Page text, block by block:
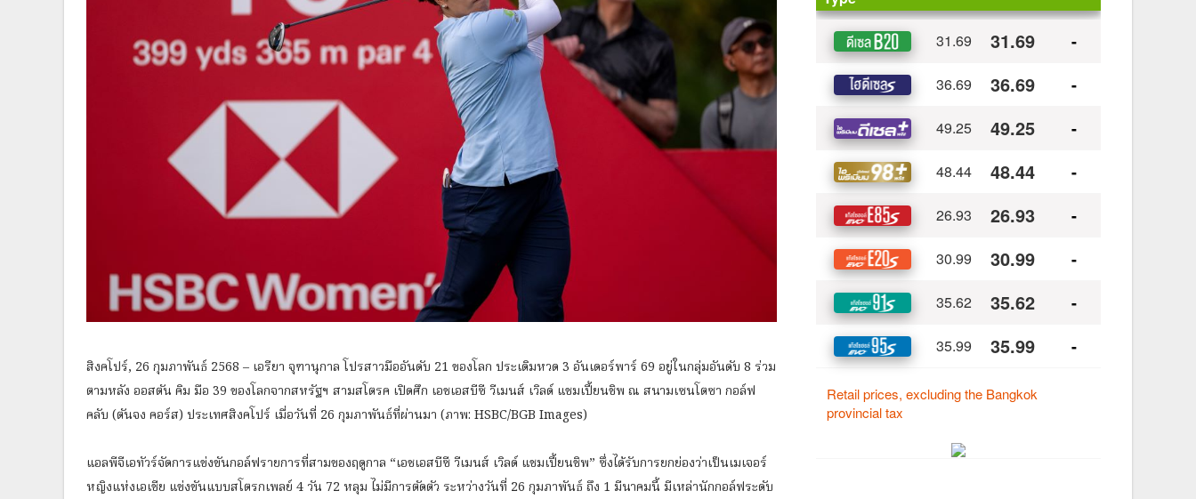
สิงคโปร์, 26 กุมภาพันธ์ 2568 – เอรียา จุฑานุกาล โปรสาวมืออันดับ 21 ของโลก ประเดิมหวด 3 อันเดอร์พาร์ 69 อยู่ในกลุ่มอันดับ 8 ร่วม
ตามหลัง ออสตัน คิม มือ 39 ของโลกจากสหรัฐฯ สามสโตรค เปิดศึก เอชเอสบีซี วีเมนส์ เวิลด์ แชมเปี้ยนชิพ ณ สนามเซนโตซา กอล์ฟ
คลับ (ตันจง คอร์ส) ประเทศสิงคโปร์ เมื่อวันที่ 26 กุมภาพันธ์ที่ผ่านมา (ภาพ: HSBC/BGB Images)
แอลพีจีเอทัวร์จัดการแข่งขันกอล์ฟรายการที่สามของฤดูกาล “เอชเอสบีซี วีเมนส์ เวิลด์ แชมเปี้ยนชิพ” ซึ่งได้รับการยกย่องว่าเป็นเมเจอร์
หญิงแห่งเอเชีย แข่งขันแบบสโตรกเพลย์ 4 วัน 72 หลุม ไม่มีการตัดตัว ระหว่างวันที่ 26 กุมภาพันธ์ ถึง 1 มีนาคมนี้ มีเหล่านักกอล์ฟระดับ